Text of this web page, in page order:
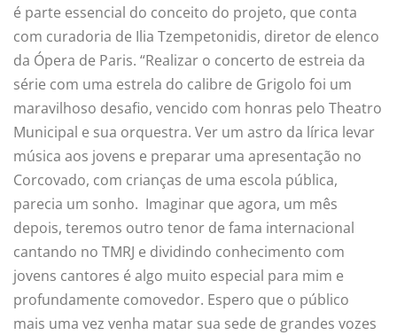
é parte essencial do conceito do projeto, que conta
com curadoria de Ilia Tzempetonidis, diretor de elenco
da Ópera de Paris. “Realizar o concerto de estreia da
série com uma estrela do calibre de Grigolo foi um
maravilhoso desafio, vencido com honras pelo Theatro
Municipal e sua orquestra. Ver um astro da lírica levar
música aos jovens e preparar uma apresentação no
Corcovado, com crianças de uma escola pública,
parecia um sonho. Imaginar que agora, um mês
depois, teremos outro tenor de fama internacional
cantando no TMRJ e dividindo conhecimento com
jovens cantores é algo muito especial para mim e
profundamente comovedor. Espero que o público
mais uma vez venha matar sua sede de grandes vozes